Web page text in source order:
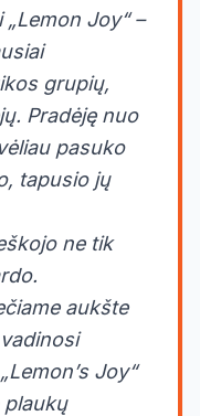
Joy“ –
grupių,
Pradėję nuo
pasuko
tapusio jų
ne tik
aukšte
Joy“